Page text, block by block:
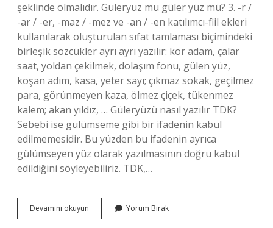
şeklinde olmalıdır. Güleryuz mu güler yüz mü? 3. -r /
-ar / -er, -maz / -mez ve -an / -en katılımcı-fiil ekleri
kullanılarak oluşturulan sıfat tamlaması biçimindeki
birleşik sözcükler ayrı ayrı yazılır: kör adam, çalar
saat, yoldan çekilmek, dolaşım fonu, gülen yüz,
koşan adım, kasa, yeter sayı; çıkmaz sokak, geçilmez
para, görünmeyen kaza, ölmez çiçek, tükenmez
kalem; akan yıldız, … Güleryüzü nasıl yazılır TDK?
Sebebi ise gülümseme gibi bir ifadenin kabul
edilmemesidir. Bu yüzden bu ifadenin ayrıca
gülümseyen yüz olarak yazılmasının doğru kabul
edildiğini söyleyebiliriz. TDK,…
Devamını okuyun Guleryuz
Nasil
Yorum Bırak